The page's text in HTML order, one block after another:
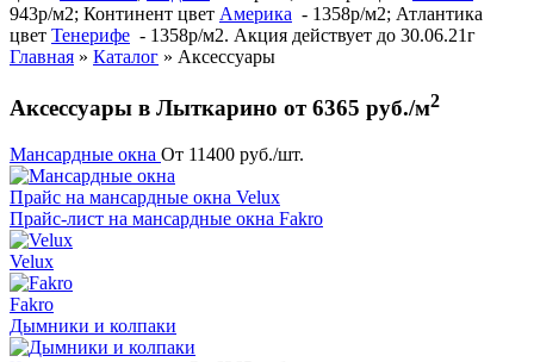
943р/м2; Континент цвет Америка - 1358р/м2; Атлантика
цвет Тенерифе - 1358р/м2. Акция действует до 30.06.21г
Главная » Каталог » Аксессуары
Аксессуары в Лыткарино от 6365 руб./м2
Мансардные окна От 11400 руб./шт.
Прайс на мансардные окна Velux
Прайс-лист на мансардные окна Fakro
Velux
Fakro
Дымники и колпаки